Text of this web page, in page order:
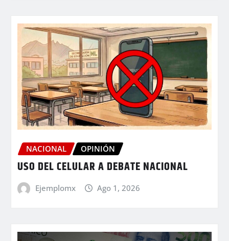
NACIONAL OPINIÓN
USO DEL CELULAR A DEBATE NACIONAL
Ejemplomx Ago 1, 2026